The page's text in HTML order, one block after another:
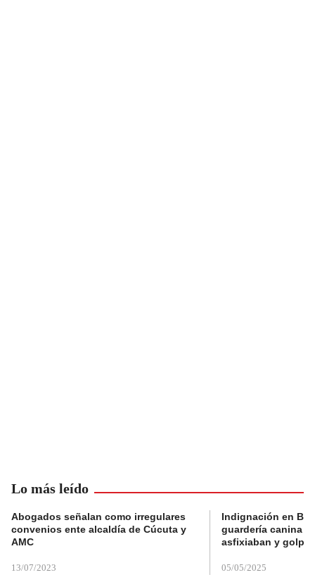
Lo más leído
Abogados señalan como irregulares
convenios ente alcaldía de Cúcuta y
AMC
13/07/2023
Indignación en
guardería canina
asfixiaban y
05/05/2025